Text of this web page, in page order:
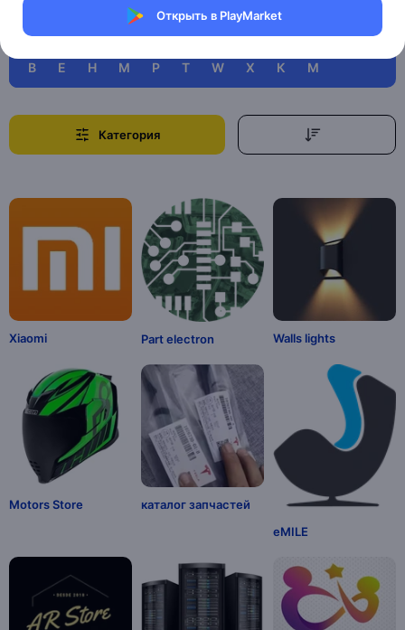
Открыть в PlayMarket
B E H M P T W X К М
Категория
Xiaomi Part electron Walls lights
Motors Store
каталог запчастей
eMILE